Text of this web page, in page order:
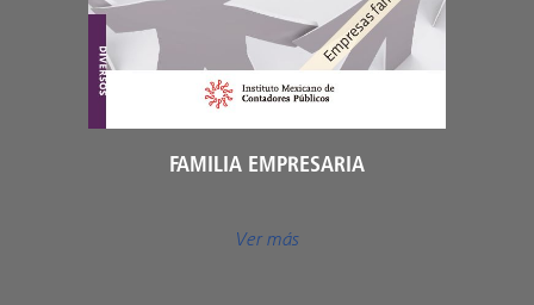
FAMILIA EMPRESARIA
Ver más